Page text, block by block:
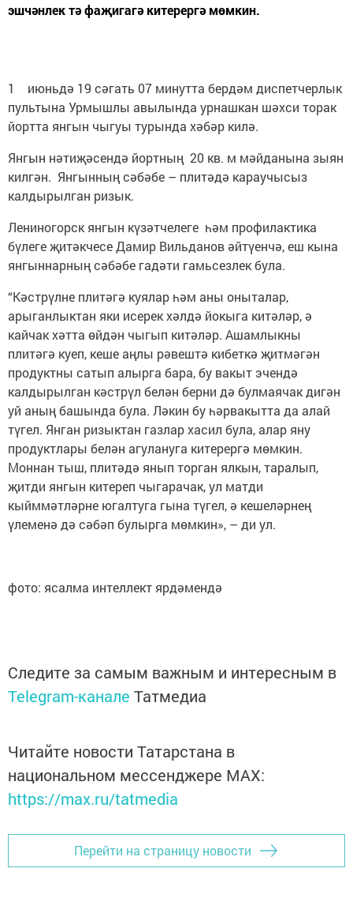
эшчәнлек тә фаҗигагә китерергә мөмкин.
1 июньдә 19 сәгать 07 минутта бердәм диспетчерлык
пультына Урмышлы авылында урнашкан шәхси торак
йортта янгын чыгуы турында хәбәр килә.
Янгын нәтиҗәсендә йортның 20 кв. м мәйданына зыян
килгән. Янгынның сәбәбе – плитәдә караучысыз
калдырылган ризык.
Лениногорск янгын күзәтчелеге һәм профилактика
бүлеге җитәкчесе Дамир Вильданов әйтүенчә, еш кына
янгыннарның сәбәбе гадәти гамьсезлек була.
“Кәстрүлне плитәгә куялар һәм аны оныталар,
арыганлыктан яки исерек хәлдә йокыга китәләр, ә
кайчак хәтта өйдән чыгып китәләр. Ашамлыкны
плитәгә куеп, кеше аңлы рәвештә кибеткә җитмәгән
продуктны сатып алырга бара, бу вакыт эчендә
калдырылган кәстрүл белән берни дә булмаячак дигән
уй аның башында була. Ләкин бу һәрвакытта да алай
түгел. Янган ризыктан газлар хасил була, алар яну
продуктлары белән агулануга китерергә мөмкин.
Моннан тыш, плитәдә янып торган ялкын, таралып,
җитди янгын китереп чыгарачак, ул матди
кыйммәтләрне югалтуга гына түгел, ә кешеләрнең
үлеменә дә сәбәп булырга мөмкин», – ди ул.
фото: ясалма интеллект ярдәмендә
Следите за самым важным и интересным в
Telegram-канале Татмедиа
Читайте новости Татарстана в
национальном мессенджере MАХ:
https://max.ru/tatmedia
Перейти на страницу новости